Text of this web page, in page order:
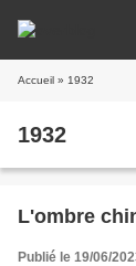
Accueil » 1932
1932
L'ombre
Publié le 19/06/